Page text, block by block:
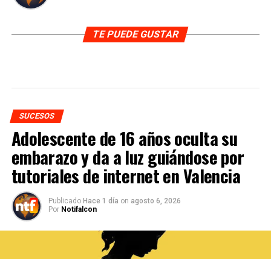
TE PUEDE GUSTAR
SUCESOS
Adolescente de 16 años oculta su
embarazo y da a luz guiándose por
tutoriales de internet en Valencia
Publicado Hace 1 día on agosto 6, 2026
Por Notifalcon